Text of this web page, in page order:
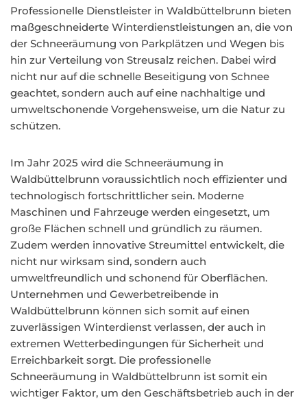
Professionelle Dienstleister in Waldbüttelbrunn bieten
maßgeschneiderte Winterdienstleistungen an, die von
der Schneeräumung von Parkplätzen und Wegen bis
hin zur Verteilung von Streusalz reichen. Dabei wird
nicht nur auf die schnelle Beseitigung von Schnee
geachtet, sondern auch auf eine nachhaltige und
umweltschonende Vorgehensweise, um die Natur zu
schützen.
Im Jahr 2025 wird die Schneeräumung in
Waldbüttelbrunn voraussichtlich noch effizienter und
technologisch fortschrittlicher sein. Moderne
Maschinen und Fahrzeuge werden eingesetzt, um
große Flächen schnell und gründlich zu räumen.
Zudem werden innovative Streumittel entwickelt, die
nicht nur wirksam sind, sondern auch
umweltfreundlich und schonend für Oberflächen.
Unternehmen und Gewerbetreibende in
Waldbüttelbrunn können sich somit auf einen
zuverlässigen Winterdienst verlassen, der auch in
extremen Wetterbedingungen für Sicherheit und
Erreichbarkeit sorgt. Die professionelle
Schneeräumung in Waldbüttelbrunn ist somit ein
wichtiger Faktor, um den Geschäftsbetrieb auch in der